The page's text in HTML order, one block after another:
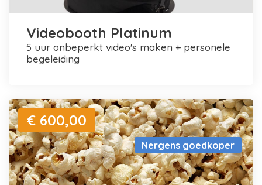
Videobooth Platinum
5 uur onbeperkt video's maken + personele
begeleiding
Nergens goedkoper
€ 600,00